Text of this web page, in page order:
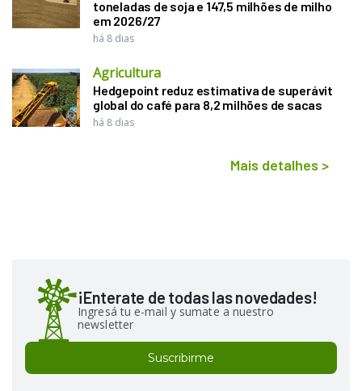
toneladas de soja e 147,5 milhões de milho
em 2026/27
há 8 dias
Agricultura
Hedgepoint reduz estimativa de superávit
global do café para 8,2 milhões de sacas
há 8 dias
Mais detalhes >
¡Enterate de todas las novedades!
Ingresá tu e-mail y sumate a nuestro
newsletter
Suscribirme